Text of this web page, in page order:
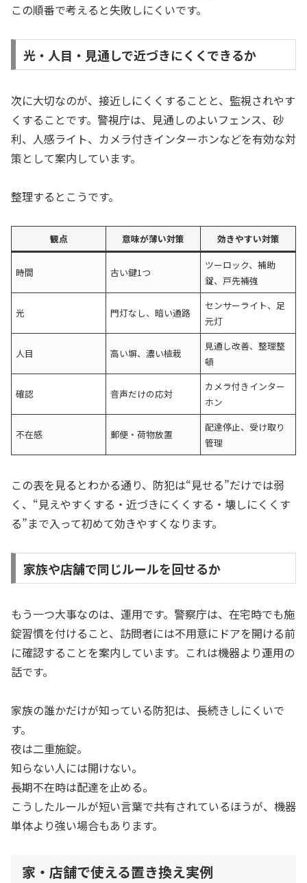
この順番で考えると失敗しにくいです。
光・人目・見通しで近づきにくくできるか
次に大切なのが、接近しにくくすることと、監視されやす
くすることです。警視庁は、見通しのよいフェンス、砂
利、人感ライト、カメラ付きインターホンなどを有効な対
策として案内しています。
整理するとこうです。
観点 意味が薄い対策 効きやすい対策
時間 古い鍵1つ
ツーロック、補助
錠、戸先補強
光 門灯なし、暗い通路
センサーライト、足
元灯
人目 高い塀、濃い植栽
見通し改善、整理整
頓
確認 音声だけの応対
カメラ付きインター
ホン
不在感 郵便・荷物放置
配達停止、受け取り
管理
この表を見るとわかる通り、防犯は“見せる”だけでは弱
く、“見えやすくする・近づきにくくする・壊しにくくす
る”まで入って初めて効きやすくなります。
家族や店舗で同じルールを回せるか
もう一つ大事なのは、運用です。警察庁は、在宅時でも施
錠習慣を付けること、訪問者には不用意にドアを開ける前
に確認することを案内しています。これは機器より運用の
話です。
家族の誰かだけが知っている防犯は、長続きしにくいで
す。
夜は二重施錠。
知らない人には開けない。
長期不在時は配達を止める。
こうしたルールが短い言葉で共有されているほうが、機器
単体より強い場合もあります。
家・店舗で使える置き換え実例